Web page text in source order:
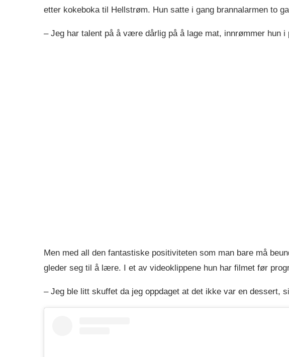
etter kokeboka til Hellstrøm. Hun satte i gang brannalarmen to
– Jeg har talent på å være dårlig på å lage mat, innrømmer hun i
Men med all den fantastiske positiviteten som man bare må
gleder seg til å lære. I et av videoklippene hun har filmet før
– Jeg ble litt skuffet da jeg oppdaget at det ikke var en dessert,